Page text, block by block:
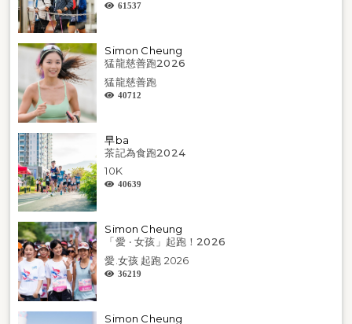
61537
Simon Cheung
猛龍慈善跑2026
猛龍慈善跑
40712
早ba
茶記為食跑2024
10K
40639
Simon Cheung
「愛 ‧ 女孩」起跑！2026
愛.女孩 起跑 2026
36219
Simon Cheung